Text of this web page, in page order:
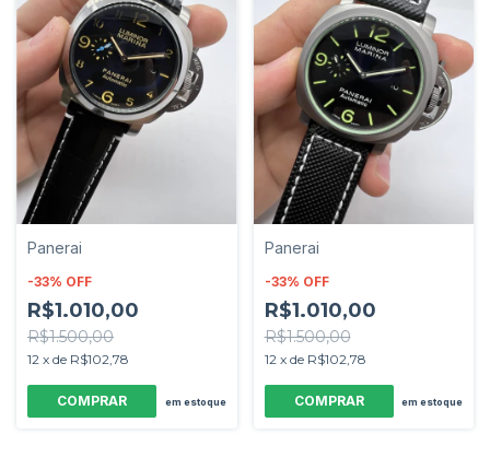
Panerai
-33% OFF
R$1.010,00
R$1.500,00
12 x de R$102,78
em estoque
Panerai
-33% OFF
R$1.010,00
R$1.500,00
12 x de R$102,78
em estoque